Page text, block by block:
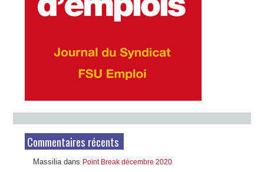
Commentaires récents
Massilia dans Point Break décembre 2020